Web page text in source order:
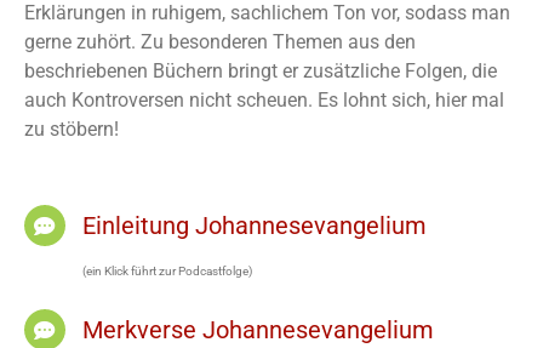
Erklärungen in ruhigem, sachlichem Ton vor, sodass man
gerne zuhört. Zu besonderen Themen aus den
beschriebenen Büchern bringt er zusätzliche Folgen, die
auch Kontroversen nicht scheuen. Es lohnt sich, hier mal
zu stöbern!
Einleitung Johannesevangelium
(ein Klick führt zur Podcastfolge)
Merkverse Johannesevangelium